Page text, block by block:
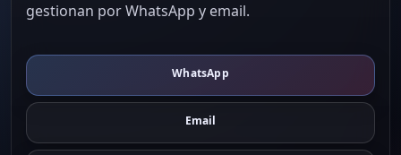
gestionan por WhatsApp y email.
WhatsApp
Email